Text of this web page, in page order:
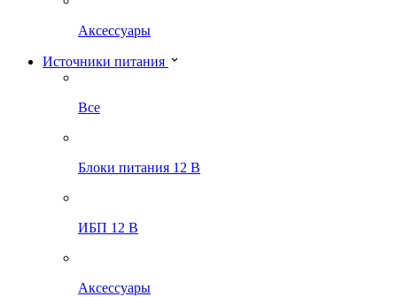
Аксессуары
Источники питания
Все
Блоки питания 12 В
ИБП 12 В
Аксессуары